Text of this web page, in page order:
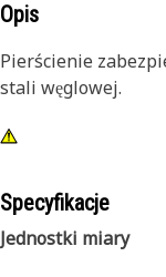
Opis
Pierścienie
stali węglowej.
Specyfikacje
Jednostki miary